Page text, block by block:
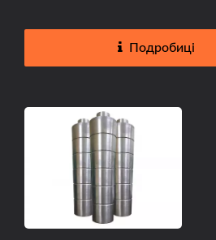
Подробиці